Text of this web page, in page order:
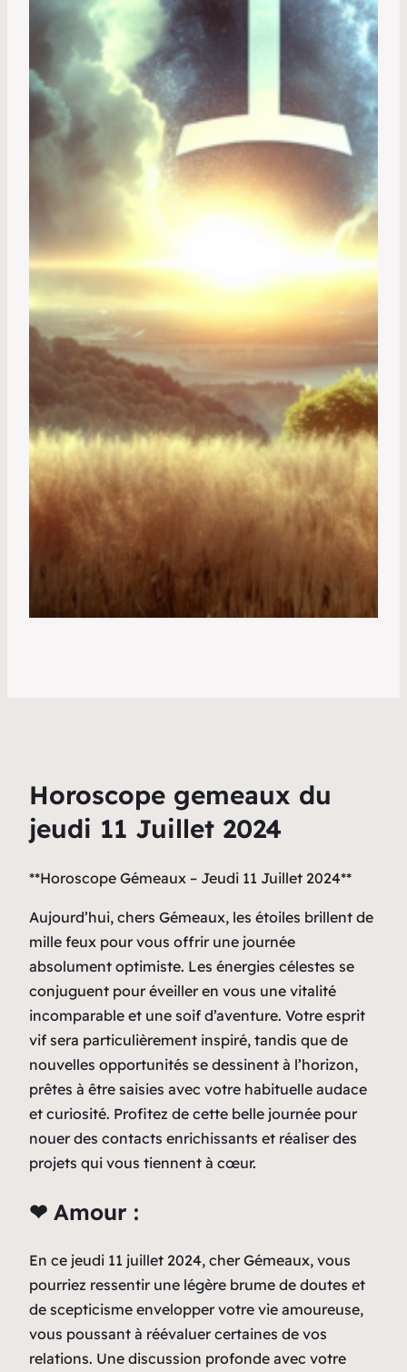
Horoscope gemeaux du
jeudi 11 Juillet 2024
**Horoscope Gémeaux – Jeudi 11 Juillet 2024**
Aujourd’hui, chers Gémeaux, les étoiles brillent de
mille feux pour vous offrir une journée
absolument optimiste. Les énergies célestes se
conjuguent pour éveiller en vous une vitalité
incomparable et une soif d’aventure. Votre esprit
vif sera particulièrement inspiré, tandis que de
nouvelles opportunités se dessinent à l’horizon,
prêtes à être saisies avec votre habituelle audace
et curiosité. Profitez de cette belle journée pour
nouer des contacts enrichissants et réaliser des
projets qui vous tiennent à cœur.
❤ Amour :
En ce jeudi 11 juillet 2024, cher Gémeaux, vous
pourriez ressentir une légère brume de doutes et
de scepticisme envelopper votre vie amoureuse,
vous poussant à réévaluer certaines de vos
relations. Une discussion profonde avec votre